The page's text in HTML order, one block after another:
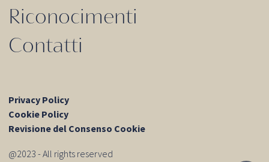
Riconocimenti
Contatti
Privacy Policy
Cookie Policy
Revisione del Consenso Cookie
@2023 - All rights reserved